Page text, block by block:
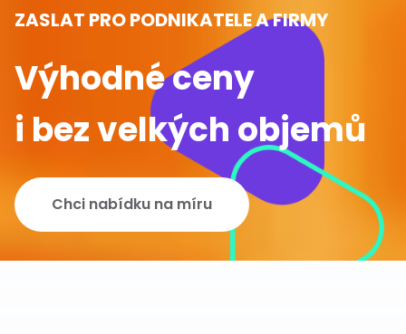
ZASLAT PRO PODNIKATELE A FIRMY
Výhodné ceny
i bez velkých objemů
Chci nabídku na míru